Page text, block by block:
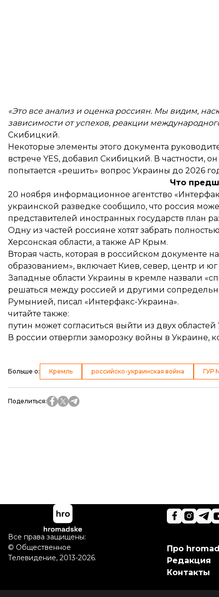
«Это все анализ и оценка россиян. Мы видим,
зависимости от успехов, реакции
Скибицкий.
Некоторые элементы этого документа
встрече YES, добавил Скибицкий. В частности,
попытается «решить» вопрос Украины до 2026
Что
20 ноября информационное агентство
украинской разведке сообщило, что россия
представителей иностранных государств план
Одну из частей россияне хотят забрать
Херсонская области, а также АР Крым.
Вторая часть, которая в российском документе
образованием», включает Киев, север, центр и
Западные области Украины в кремле назвали
решаться между россией и другими
Румынией, писал «Интерфакс-Украина».
читайте также:
путин может согласиться выйти из двух
В россии отвергли заморозку войны в Украине,
Больше о: Кремль российско-украинская война ГУР
Поделиться:
Про
Редакция
Контакты
Все права защищены:
© Общественное
Телевидение, 2013-2026.